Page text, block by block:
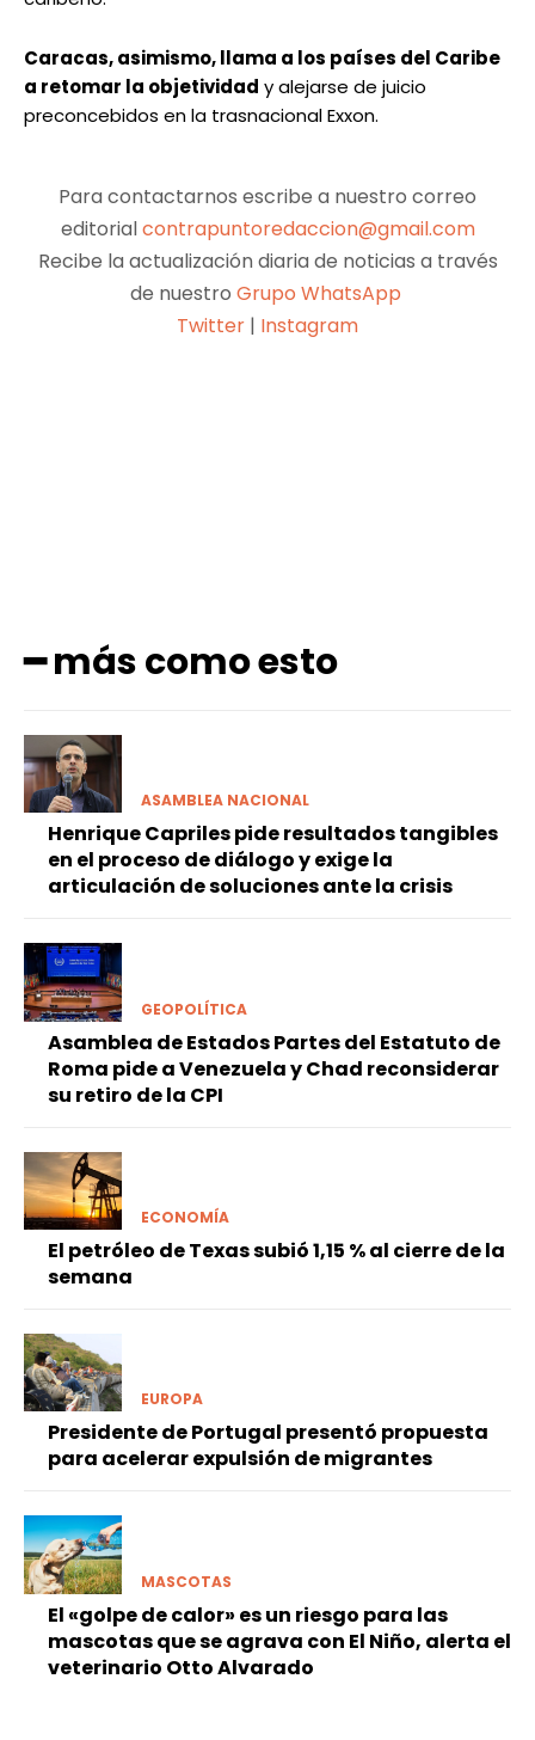
Caracas, asimismo, llama a los países del Caribe
a retomar la objetividad y alejarse de juicio
preconcebidos en la trasnacional Exxon.
Para contactarnos escribe a nuestro correo
editorialcontrapuntoredaccion@gmail.com
Recibe la actualización diaria de noticias a través
de nuestro Grupo WhatsApp
Twitter | Instagram
━ más como esto
ASAMBLEA NACIONAL
Henrique Capriles pide resultados tangibles
en el proceso de diálogo y exige la
articulación de soluciones ante la crisis
GEOPOLÍTICA
Asamblea de Estados Partes del Estatuto de
Roma pide a Venezuela y Chad reconsiderar
su retiro de la CPI
ECONOMÍA
El petróleo de Texas subió 1,15 % al cierre de la
semana
EUROPA
Presidente de Portugal presentó propuesta
para acelerar expulsión de migrantes
MASCOTAS
El «golpe de calor» es un riesgo para las
mascotas que se agrava con El Niño, alerta el
veterinario Otto Alvarado